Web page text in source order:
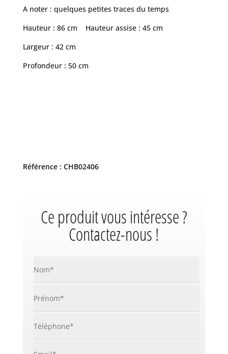
A noter : quelques petites traces du temps
Hauteur : 86 cm Hauteur assise : 45 cm
Largeur : 42 cm
Profondeur : 50 cm
Référence : CHB02406
Ce produit vous intéresse ?
Contactez-nous !